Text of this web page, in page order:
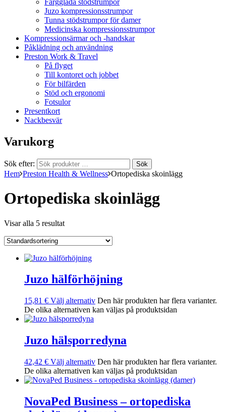
Juzo kompressionsstrumpor
Tunna stödstrumpor för damer
Medicinska kompressionsstrumpor
Kompressionsärmar och -handskar
Påklädning och användning
Preston Work & Travel
På flyget
Till kontoret och jobbet
För bilfärden
Stöd och ergonomi
Fotsulor
Presentkort
Nackbesvär
Varukorg
Sök efter: Sök
Hem Preston Health & Wellness Ortopediska skoinlägg
Ortopediska skoinlägg
Visar alla 5 resultat
Juzo hälförhöjning
15,81 € Välj alternativ Den här produkten har flera varianter.
De olika alternativen kan väljas på produktsidan
Juzo hälsporredyna
42,42 € Välj alternativ Den här produkten har flera varianter.
De olika alternativen kan väljas på produktsidan
NovaPed Business – ortopediska